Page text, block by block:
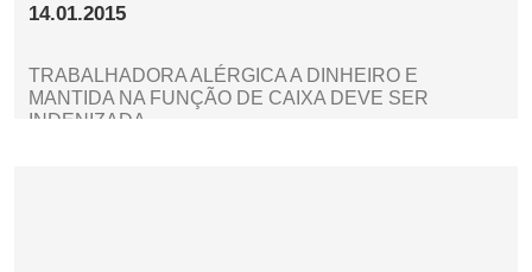
14.01.2015
TRABALHADORA ALÉRGICA A DINHEIRO E
MANTIDA NA FUNÇÃO DE CAIXA DEVE SER
INDENIZADA